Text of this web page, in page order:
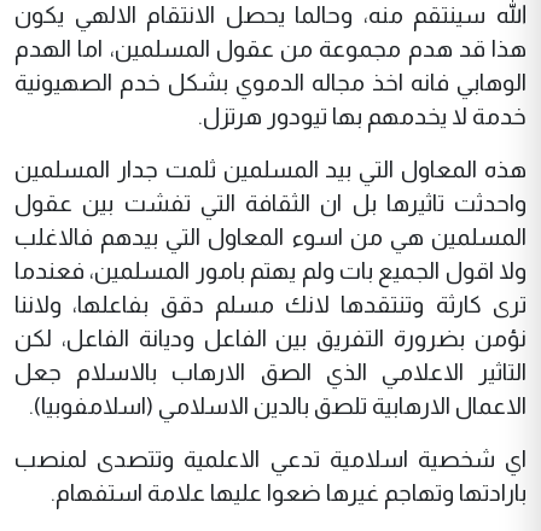
الله سينتقم منه، وحالما يحصل الانتقام الالهي يكون
هذا قد هدم مجموعة من عقول المسلمين، اما الهدم
الوهابي فانه اخذ مجاله الدموي بشكل خدم الصهيونية
خدمة لا يخدمهم بها تيودور هرتزل.
هذه المعاول التي بيد المسلمين ثلمت جدار المسلمين
واحدثت تاثيرها بل ان الثقافة التي تفشت بين عقول
المسلمين هي من اسوء المعاول التي بيدهم فالاغلب
ولا اقول الجميع بات ولم يهتم بامور المسلمين، فعندما
ترى كارثة وتنتقدها لانك مسلم دقق بفاعلها، ولاننا
نؤمن بضرورة التفريق بين الفاعل وديانة الفاعل، لكن
التاثير الاعلامي الذي الصق الارهاب بالاسلام جعل
الاعمال الارهابية تلصق بالدين الاسلامي (اسلامفوبيا).
اي شخصية اسلامية تدعي الاعلمية وتتصدى لمنصب
بارادتها وتهاجم غيرها ضعوا عليها علامة استفهام.